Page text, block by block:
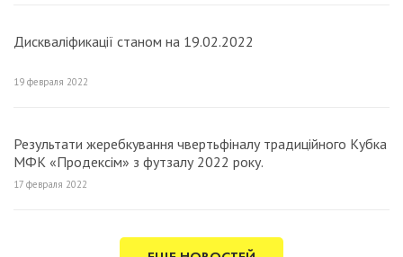
Дискваліфикації станом на 19.02.2022
19 февраля 2022
Результати жеребкування чвертьфіналу традиційного Кубка
МФК «Продексім» з футзалу 2022 року.
17 февраля 2022